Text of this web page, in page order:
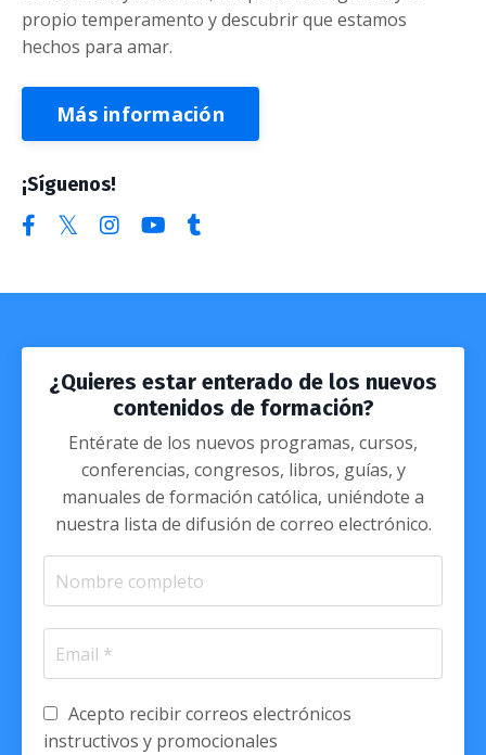
propio temperamento y descubrir que estamos
hechos para amar.
Más información
¡Síguenos!
¿Quieres estar enterado de los nuevos
contenidos de formación?
Entérate de los nuevos programas, cursos,
conferencias, congresos, libros, guías, y
manuales de formación católica, uniéndote a
nuestra lista de difusión de correo electrónico.
Acepto recibir correos electrónicos
instructivos y promocionales